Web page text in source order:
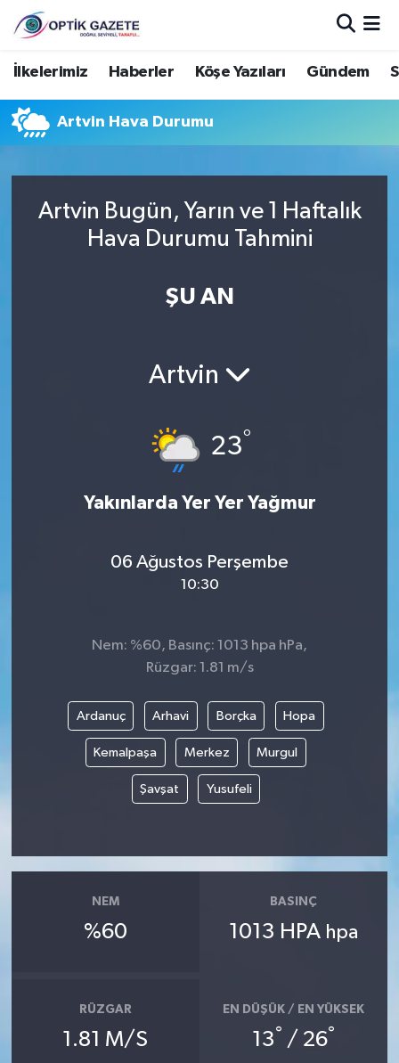
İlkelerimiz Haberler Köşe Yazıları Gündem
Artvin Hava Durumu
Artvin Bugün, Yarın ve 1 Haftalık
Hava Durumu Tahmini
ŞU AN
Artvin
23°
Yakınlarda Yer Yer Yağmur
06 Ağustos Perşembe
10:30
Nem: %60, Basınç: 1013 hpa hPa,
Rüzgar: 1.81 m/s
Ardanuç Arhavi Borçka Hopa
Kemalpaşa Merkez Murgul
Şavşat Yusufeli
NEM
%60
BASINÇ
1013 HPA hpa
RÜZGAR
1.81 M/S
EN DÜŞÜK / EN YÜKSEK
13° / 26°
Nöbetçi Eczaneler
Hava Durumu
Trafik Durumu
Süper Lig Puan Durumu ve Fikstür